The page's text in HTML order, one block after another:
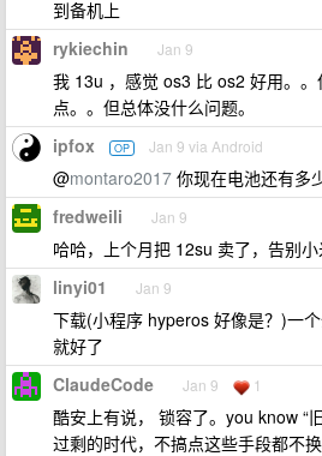
到备机上
rykiechin Jan 9
我 13u ，感觉 os3 比 os2 好用。
点。。但总体没什么问题。
ipfox OP Jan 9 via Android
@montaro2017 你现在电池还有多
fredweili Jan 9
哈哈，上个月把 12su 卖了，告别
linyi01 Jan 9
下载(小程序 hyperos 好像是？)一
就好了
ClaudeCode Jan 9 1
酷安上有说， 锁容了。you know “
过剩的时代，不搞点这些手段都不